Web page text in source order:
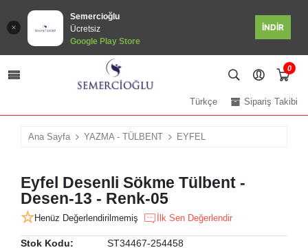
Semercioğlu
Ücretsiz
Google Play Store
İNDİR
0
Sipariş Takibi
Türkçe
Ana Sayfa YAZMA - TÜLBENT EYFEL
Eyfel Desenli Sökme Tülbent -
Desen-13 - Renk-05
Henüz Değerlendirilmemiş İlk Sen Değerlendir
Stok Kodu:
ST34467-254458